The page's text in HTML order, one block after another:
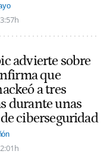
advierte sobre
que
a tres
durante unas
ciberseguridad